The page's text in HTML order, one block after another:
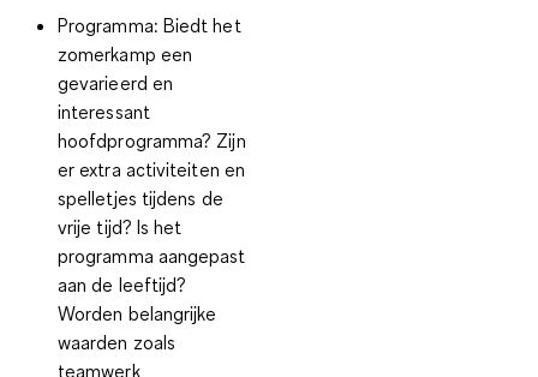
Programma: Biedt het
zomerkamp een
gevarieerd en
interessant
hoofdprogramma? Zijn
er extra activiteiten en
spelletjes tijdens de
vrije tijd? Is het
programma aangepast
aan de leeftijd?
Worden belangrijke
waarden zoals
teamwerk